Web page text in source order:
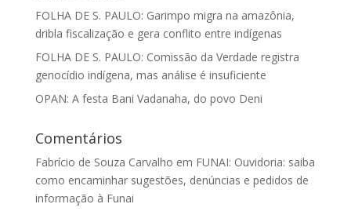
FOLHA DE S. PAULO: Garimpo migra na amazônia,
dribla fiscalização e gera conflito entre indígenas
FOLHA DE S. PAULO: Comissão da Verdade registra
genocídio indígena, mas análise é insuficiente
OPAN: A festa Bani Vadanaha, do povo Deni
Comentários
Fabrício de Souza Carvalho em FUNAI: Ouvidoria: saiba
como encaminhar sugestões, denúncias e pedidos de
informação à Funai